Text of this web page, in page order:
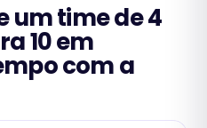
um time de 4
10 em
com a